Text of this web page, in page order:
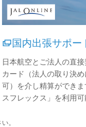
国内出張サポー
日本航空とご法人の直
カード（法人の取り決
可）を介し精算ができ
スフレックス」を利用可
。